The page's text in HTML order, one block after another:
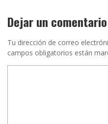
Dejar un comentario
Tu dirección de correo
campos obligatorios están